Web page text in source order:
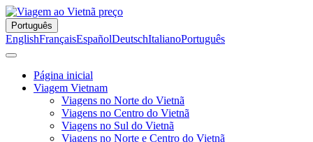
Português
EnglishFrançaisEspañolDeutschItalianoPortuguês
Página inicial
Viagem Vietnam
Viagens no Norte do Vietnã
Viagens no Centro do Vietnã
Viagens no Sul do Vietnã
Viagens no Norte e Centro do Vietnã